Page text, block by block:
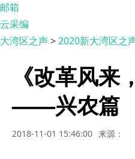
邮箱
云采编
大湾区之声>2020新大湾区之
《改革风来
——兴农篇
2018-11-01 15:46:00 来源：